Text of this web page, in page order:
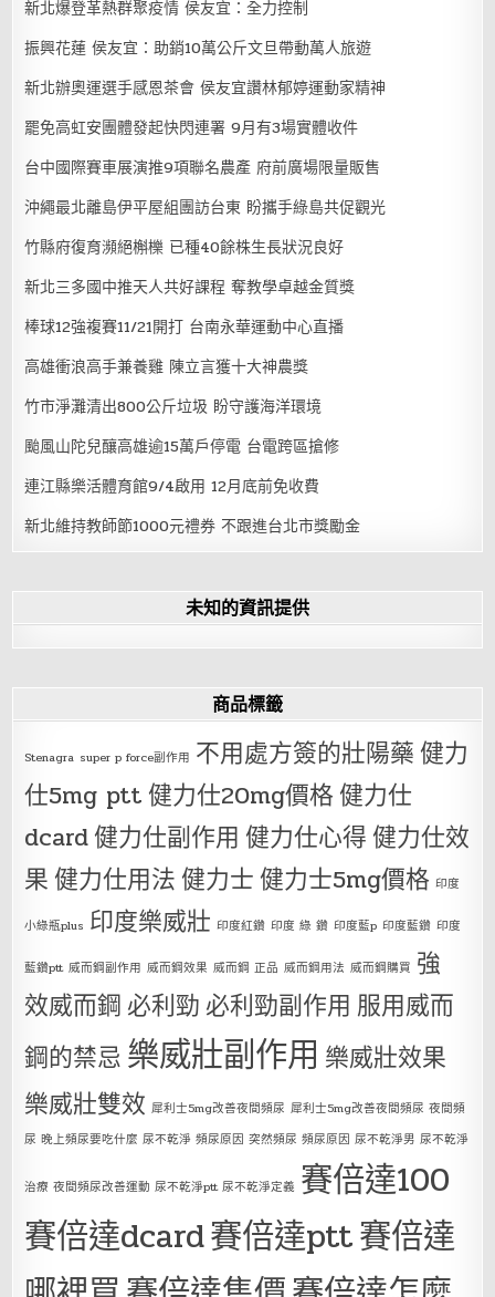
新北爆登革熱群聚疫情 侯友宜：全力控制
振興花蓮 侯友宜：助銷10萬公斤文旦帶動萬人旅遊
新北辦奧運選手感恩茶會 侯友宜讚林郁婷運動家精神
罷免高虹安團體發起快閃連署 9月有3場實體收件
台中國際賽車展演推9項聯名農產 府前廣場限量販售
沖繩最北離島伊平屋組團訪台東 盼攜手綠島共促觀光
竹縣府復育瀕絕槲櫟 已種40餘株生長狀況良好
新北三多國中推天人共好課程 奪教學卓越金質獎
棒球12強複賽11/21開打 台南永華運動中心直播
高雄衝浪高手兼養雞 陳立言獲十大神農獎
竹市淨灘清出800公斤垃圾 盼守護海洋環境
颱風山陀兒釀高雄逾15萬戶停電 台電跨區搶修
連江縣樂活體育館9/4啟用 12月底前免收費
新北維持教師節1000元禮券 不跟進台北市獎勵金
未知的資訊提供
商品標籤
Stenagra super p force副作用 不用處方簽的壯陽藥健力
仕5mg ptt健力仕20mg價格健力仕
dcard健力仕副作用 健力仕心得健力仕效
果健力仕用法健力士健力士5mg價格 印度
小綠瓶plus 印度樂威壯 印度紅鑽 印度 綠 鑽 印度藍p 印度藍鑽 印度
藍鑽ptt 威而鋼副作用 威而鋼效果 威而鋼 正品 威而鋼用法 威而鋼購買 強
效威而鋼 必利勁 必利勁副作用 服用威而
鋼的禁忌 樂威壯副作用 樂威壯效果
樂威壯雙效 犀利士5mg改善夜間頻尿 犀利士5mg改善夜間頻尿 夜間頻
尿 晚上頻尿要吃什麼 尿不乾淨 頻尿原因 突然頻尿 頻尿原因 尿不乾淨男 尿不乾淨
治療 夜間頻尿改善運動 尿不乾淨ptt 尿不乾淨定義 賽倍達100
賽倍達dcard賽倍達ptt賽倍達